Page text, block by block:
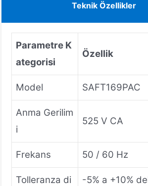
Teknik Özellikler
Parametre K
ategorisi
Özellik
Model SAFT169PAC
Anma Gerilim
i
525 V CA
Frekans 50 / 60 Hz
Tolleranza di
-5% a +10%